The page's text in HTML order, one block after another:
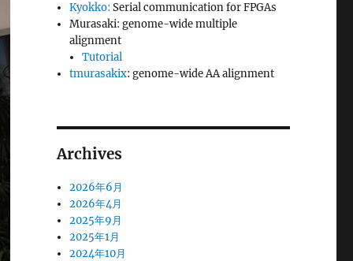
Kyokko: Serial communication for FPGAs
Murasaki: genome-wide multiple
alignment
Tutorial
tmurasakix: genome-wide AA alignment
Archives
2026年6月
2026年4月
2025年9月
2025年1月
2024年10月